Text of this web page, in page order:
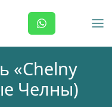
«Chelny
Челны)